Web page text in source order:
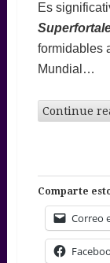
Es
formidables
Mundial…
Continue
Comparte
Correo